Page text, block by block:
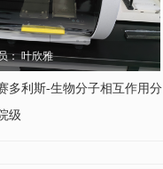
： 叶欣雅
多利斯-生物分子相互作用分
部共享平台
级